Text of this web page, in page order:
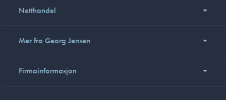
Netthandel
Mer fra Georg Jensen
Firmainformasjon